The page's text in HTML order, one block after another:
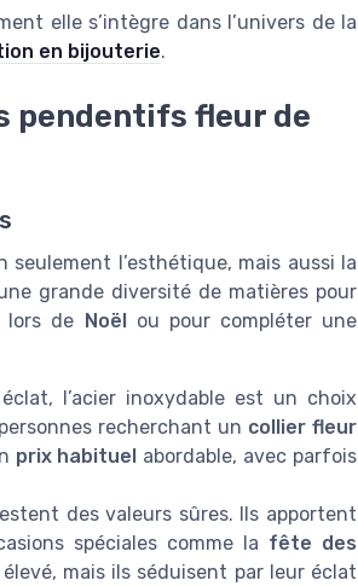
elle s’intègre dans l’univers de la
en bijouterie.
pendentifs fleur de
seulement l’esthétique, mais aussi la
grande diversité de matières pour
lors de Noël
ou pour compléter une
l’acier inoxydable est un choix
recherchant un collier fleur
prix habituel abordable, avec parfois
des valeurs sûres. Ils apportent
spéciales comme la fête des
mais ils séduisent par leur éclat